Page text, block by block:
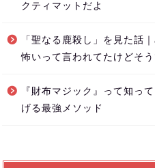
クティマットだよ
「聖なる鹿殺し」を見た話
怖いって言われてたけどそ
『財布マジック』って知っ
げる最強メソッド